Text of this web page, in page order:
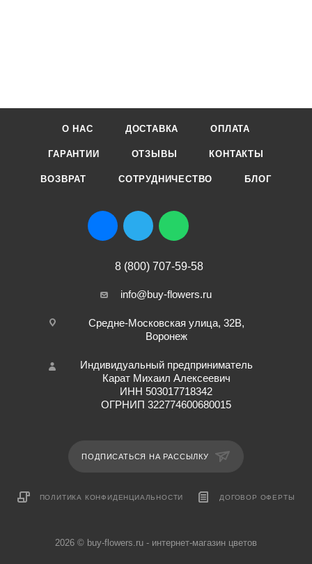
О НАС ДОСТАВКА ОПЛАТА
ГАРАНТИИ ОТЗЫВЫ КОНТАКТЫ
ВОЗВРАТ СОТРУДНИЧЕСТВО БЛОГ
8 (800) 707-59-58
info@buy-flowers.ru
Средне-Московская улица, 32В,
Воронеж
Индивидуальный предприниматель
Карат Михаил Алексеевич
ИНН 503017718342
ОГРНИП 322774600680015
ПОДПИСАТЬСЯ НА РАССЫЛКУ
ПОЛИТИКА КОНФИДЕНЦИАЛЬНОСТИ ДОГОВОР ОФЕРТЫ
2026 © buy-flowers.ru - интернет-магазин цветов